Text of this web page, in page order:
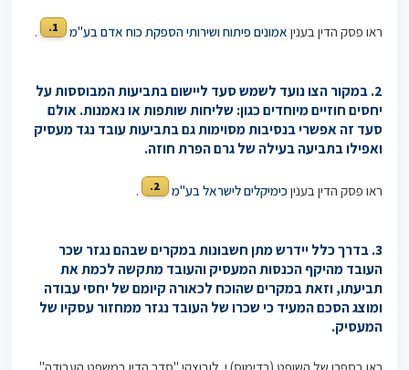
ראו פסק הדין בענין אמונים פיתוח ושירותי הספקת כוח אדם בע"מ 1.
.
2. במקור הצו נועד לשמש סעד ליישום בתביעות המבוססות על
יחסים חוזיים מיוחדים כגון: שליחות שותפות או נאמנות. אולם
סעד זה אפשרי בנסיבות מסוימות גם בתביעות עובד נגד מעסיק
ואפילו בתביעה בעילה של גרם הפרת חוזה.
ראו פסק הדין בענין כימיקלים לישראל בע"מ 2.
.
3. בדרך כלל יידרש מתן חשבונות במקרים שבהם נגזר שכר
העובד מהיקף הכנסות המעסיק והעובד מתקשה לכמת את
תביעתו, וזאת במקרים שהוכח לכאורה קיומם של יחסי עבודה
ומוצג הסכם המעיד כי שכרו של העובד נגזר ממחזור עסקיו של
המעסיק.